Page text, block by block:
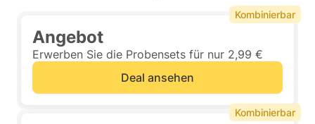
Angebot
Erwerben Sie die Probensets für nur 2,99 €
Deal ansehen
Kombinierbar
Kombinierbar